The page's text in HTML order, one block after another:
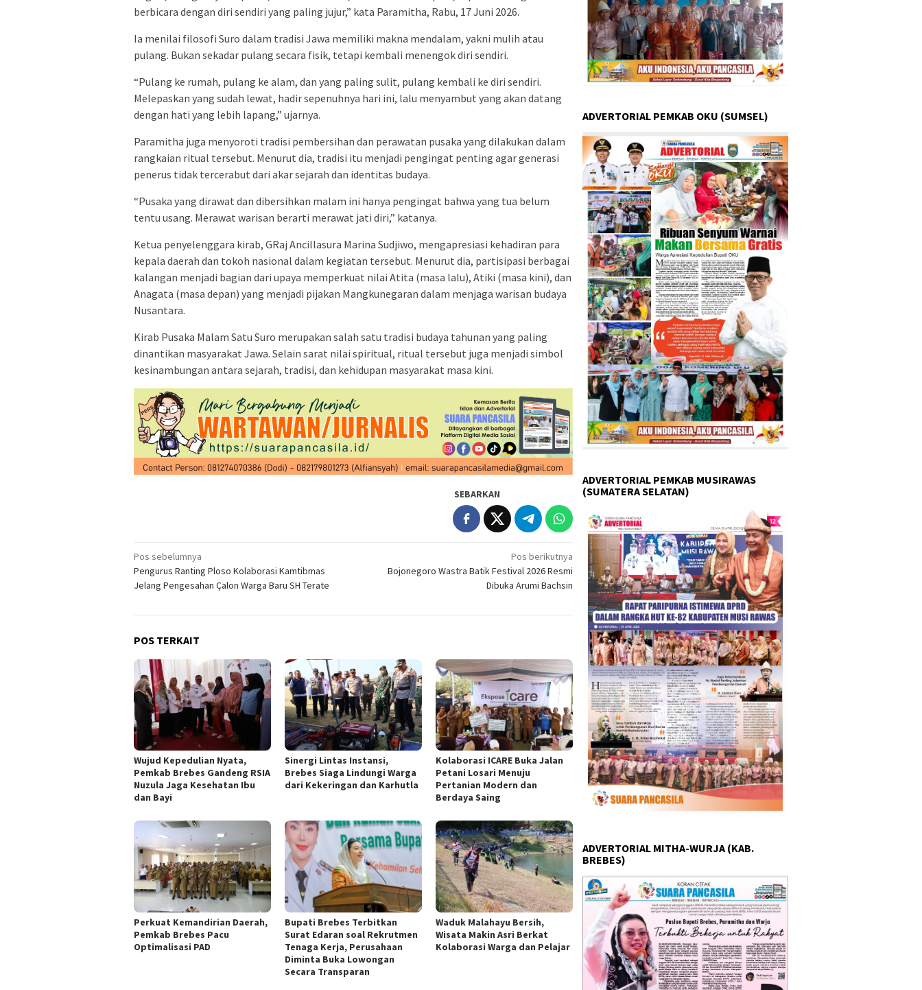
berbicara dengan diri sendiri yang paling jujur,” kata Paramitha, Rabu, 17 Juni 2026.
Ia menilai filosofi Suro dalam tradisi Jawa memiliki makna mendalam, yakni mulih atau
pulang. Bukan sekadar pulang secara fisik, tetapi kembali menengok diri sendiri.
“Pulang ke rumah, pulang ke alam, dan yang paling sulit, pulang kembali ke diri sendiri.
Melepaskan yang sudah lewat, hadir sepenuhnya hari ini, lalu menyambut yang akan datang
dengan hati yang lebih lapang,” ujarnya.
Paramitha juga menyoroti tradisi pembersihan dan perawatan pusaka yang dilakukan dalam
rangkaian ritual tersebut. Menurut dia, tradisi itu menjadi pengingat penting agar generasi
penerus tidak tercerabut dari akar sejarah dan identitas budaya.
“Pusaka yang dirawat dan dibersihkan malam ini hanya pengingat bahwa yang tua belum
tentu usang. Merawat warisan berarti merawat jati diri,” katanya.
Ketua penyelenggara kirab, GRaj Ancillasura Marina Sudjiwo, mengapresiasi kehadiran para
kepala daerah dan tokoh nasional dalam kegiatan tersebut. Menurut dia, partisipasi berbagai
kalangan menjadi bagian dari upaya memperkuat nilai Atita (masa lalu), Atiki (masa kini), dan
Anagata (masa depan) yang menjadi pijakan Mangkunegaran dalam menjaga warisan budaya
Nusantara.
Kirab Pusaka Malam Satu Suro merupakan salah satu tradisi budaya tahunan yang paling
dinantikan masyarakat Jawa. Selain sarat nilai spiritual, ritual tersebut juga menjadi simbol
kesinambungan antara sejarah, tradisi, dan kehidupan masyarakat masa kini.
SEBARKAN
Navigasi
pos
Pos sebelumnya
Pengurus Ranting Ploso Kolaborasi Kamtibmas
Jelang Pengesahan Çalon Warga Baru SH Terate
Pos berikutnya
Bojonegoro Wastra Batik Festival 2026 Resmi
Dibuka Arumi Bachsin
POS TERKAIT
Wujud Kepedulian Nyata,
Pemkab Brebes Gandeng RSIA
Nuzula Jaga Kesehatan Ibu
dan Bayi
Sinergi Lintas Instansi,
Brebes Siaga Lindungi Warga
dari Kekeringan dan Karhutla
Kolaborasi ICARE Buka Jalan
Petani Losari Menuju
Pertanian Modern dan
Berdaya Saing
Perkuat Kemandirian Daerah,
Pemkab Brebes Pacu
Optimalisasi PAD
Bupati Brebes Terbitkan
Surat Edaran soal Rekrutmen
Tenaga Kerja, Perusahaan
Diminta Buka Lowongan
Secara Transparan
Waduk Malahayu Bersih,
Wisata Makin Asri Berkat
Kolaborasi Warga dan Pelajar
ADVERTORIAL PEMKAB OKU (SUMSEL)
ADVERTORIAL PEMKAB MUSIRAWAS
(SUMATERA SELATAN)
ADVERTORIAL MITHA-WURJA (KAB.
BREBES)